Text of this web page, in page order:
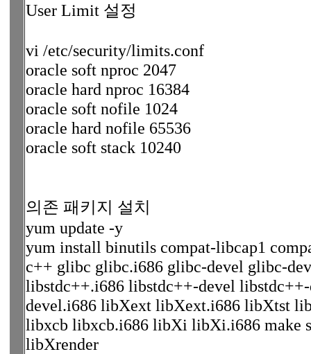
User Limit 설정
vi /etc/security/limits.conf
oracle soft nproc 2047
oracle hard nproc 16384
oracle soft nofile 1024
oracle hard nofile 65536
oracle soft stack 10240
의존 패키지 설치
yum update -y
yum install binutils compat-libcap1
c++ glibc glibc.i686 glibc-devel glibc-
libstdc++.i686 libstdc++-devel
devel.i686 libXext libXext.i686 libXtst
libxcb libxcb.i686 libXi libXi.i686 make
libXrender